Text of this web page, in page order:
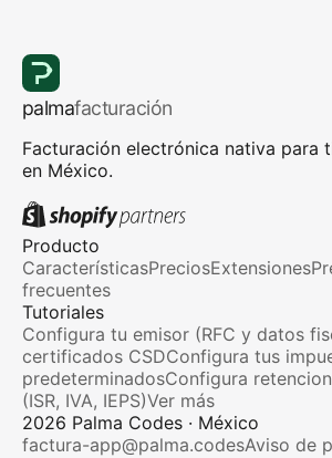
palmafacturación
Facturación electrónica nativa para
en México.
Producto
CaracterísticasPreciosExtensiones
frecuentes
Tutoriales
Configura tu emisor (RFC y datos
certificados CSDConfigura tus
predeterminadosConfigura
(ISR, IVA, IEPS)Ver más
2026 Palma Codes · México
factura-app@palma.codesAviso de